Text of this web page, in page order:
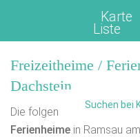
Karte
Liste
Freizeitheime /
Dachstein
Die folgende Übersicht
Ferienheime in Ramsau
Suchen bei